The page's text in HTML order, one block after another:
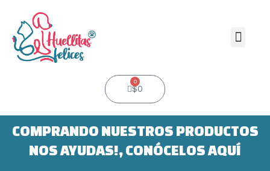
contenido
$0
0
Cart
COMPRANDO NUESTROS PRODUCTOS
NOS AYUDAS!, CONÓCELOS AQUÍ